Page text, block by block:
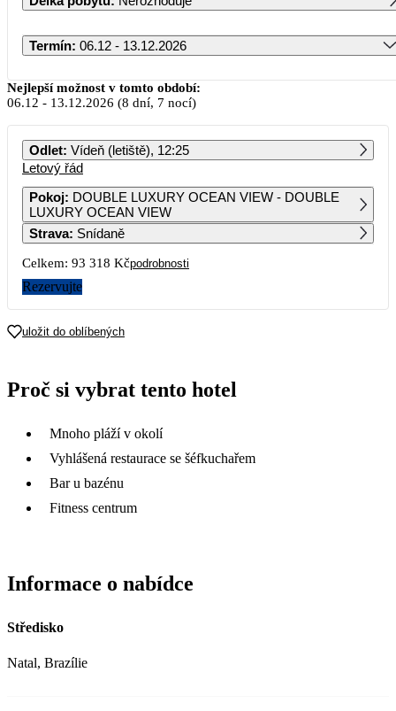
Termín: 06.12 - 13.12.2026
Prosinec 2026
PO ÚT ST ČT PÁ SO NE
49 829 47 709 46 659
7
49 809
8 9 10 11 12 13
14
55 609
15 16
21
68 239
22 23 24 25 26 27
Nejlepší možnost v tomto období:
06.12 - 13.12.2026 (8 dní, 7 nocí)
Odlet: Vídeň (letiště), 12:25
Letový řád
Pokoj: DOUBLE LUXURY OCEAN VIEW - DOUBLE
LUXURY OCEAN VIEW
Strava: Snídaně
Celkem: 93 318 Kčpodrobnosti
Rezervujte
uložit do oblíbených
Proč si vybrat tento hotel
Mnoho pláží v okolí
Vyhlášená restaurace se šéfkuchařem
Bar u bazénu
Fitness centrum
Informace o nabídce
Středisko
Natal, Brazílie